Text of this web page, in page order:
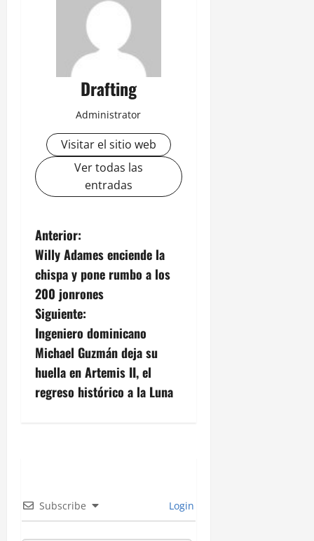
Drafting
Administrator
Visitar el sitio web
Ver todas las
entradas
N
a
v
e
g
a
n
d
Anterior:
Willy Adames enciende la
chispa y pone rumbo a los
200 jonrones
Siguiente:
Ingeniero dominicano
Michael Guzmán deja su
huella en Artemis II, el
regreso histórico a la Luna
Subscribe Login